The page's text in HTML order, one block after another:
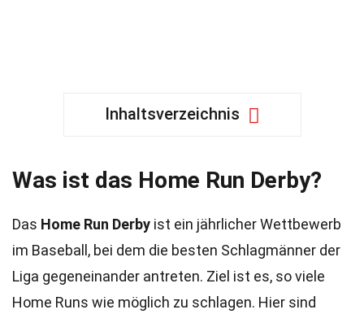
Inhaltsverzeichnis
Was ist das Home Run Derby?
Das Home Run Derby ist ein jährlicher Wettbewerb
im Baseball, bei dem die besten Schlagmänner der
Liga gegeneinander antreten. Ziel ist es, so viele
Home Runs wie möglich zu schlagen. Hier sind